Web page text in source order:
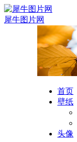
犀牛图片网
首页
壁纸
头像